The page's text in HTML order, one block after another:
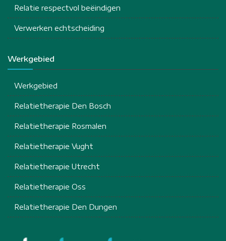
Relatie respectvol beëindigen
Verwerken echtscheiding
Werkgebied
Werkgebied
Relatietherapie Den Bosch
Relatietherapie Rosmalen
Relatietherapie Vught
Relatietherapie Utrecht
Relatietherapie Oss
Relatietherapie Den Dungen